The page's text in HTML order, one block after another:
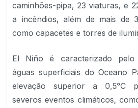
caminhões-pipa, 23 viaturas, e
a incêndios, além de mais de
como capacetes e torres de
El Niño é caracterizado pelo
águas superficiais do Oceano
elevação superior a 0,5°C
severos eventos climáticos,